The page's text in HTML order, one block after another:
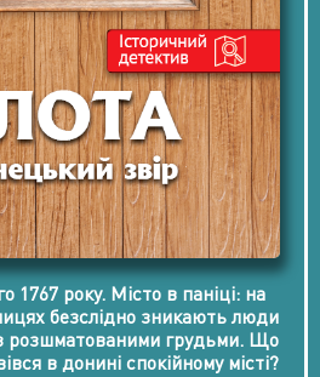
1767 року. Місто в паніці: на
безслідно зникають люди
розшматованими грудьми. Що
в донині спокійному місті?